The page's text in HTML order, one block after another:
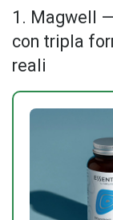
1. Magwell
con tripla
reali